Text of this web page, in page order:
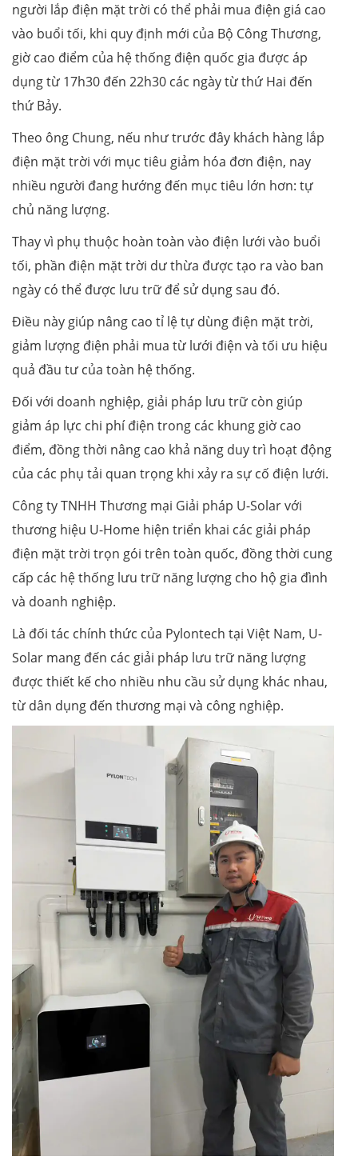
người lắp điện mặt trời có thể phải mua điện giá cao
vào buổi tối, khi quy định mới của Bộ Công Thương,
giờ cao điểm của hệ thống điện quốc gia được áp
dụng từ 17h30 đến 22h30 các ngày từ thứ Hai đến
thứ Bảy.
Theo ông Chung, nếu như trước đây khách hàng lắp
điện mặt trời với mục tiêu giảm hóa đơn điện, nay
nhiều người đang hướng đến mục tiêu lớn hơn: tự
chủ năng lượng.
Thay vì phụ thuộc hoàn toàn vào điện lưới vào buổi
tối, phần điện mặt trời dư thừa được tạo ra vào ban
ngày có thể được lưu trữ để sử dụng sau đó.
Điều này giúp nâng cao tỉ lệ tự dùng điện mặt trời,
giảm lượng điện phải mua từ lưới điện và tối ưu hiệu
quả đầu tư của toàn hệ thống.
Đối với doanh nghiệp, giải pháp lưu trữ còn giúp
giảm áp lực chi phí điện trong các khung giờ cao
điểm, đồng thời nâng cao khả năng duy trì hoạt động
của các phụ tải quan trọng khi xảy ra sự cố điện lưới.
Công ty TNHH Thương mại Giải pháp U-Solar với
thương hiệu U-Home hiện triển khai các giải pháp
điện mặt trời trọn gói trên toàn quốc, đồng thời cung
cấp các hệ thống lưu trữ năng lượng cho hộ gia đình
và doanh nghiệp.
Là đối tác chính thức của Pylontech tại Việt Nam, U-
Solar mang đến các giải pháp lưu trữ năng lượng
được thiết kế cho nhiều nhu cầu sử dụng khác nhau,
từ dân dụng đến thương mại và công nghiệp.